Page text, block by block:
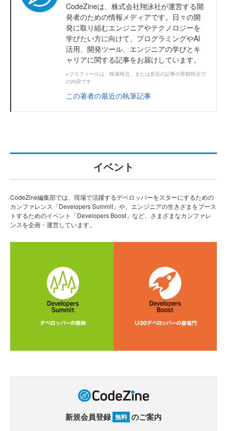
CodeZineは、株式会社翔泳社が運営する開
発者のための情報メディアです。日々の開
発に取り組むエンジニアやテクノロジーを
学びたい方に向けて、プログラミングやAI
活用、開発ツール、エンジニアの学びとキ
ャリアに関する記事をお届けしています。
※プロフィールは、執筆時点、または直近の記事の寄稿時点で
の内容です
この著者の最近の執筆記事
イベント
CodeZine編集部では、現場で活躍するデベロッパーをスターにするための
カンファレンス「Developers Summit」や、エンジニアの生きざまをブース
トするためのイベント「Developers Boost」など、さまざまなカンファレ
ンスを企画・運営しています。
新規会員登録 無料 のご案内